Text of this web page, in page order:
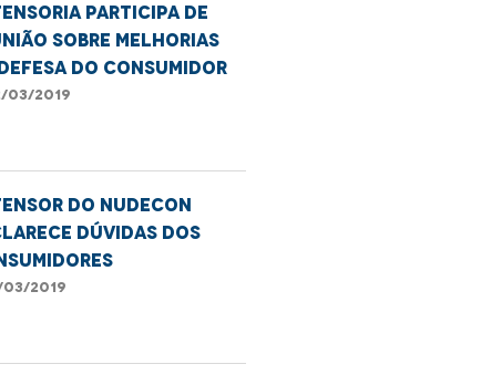
participa de
sobre melhorias
do consumidor
03/2019
do Nudecon
dúvidas dos
03/2019